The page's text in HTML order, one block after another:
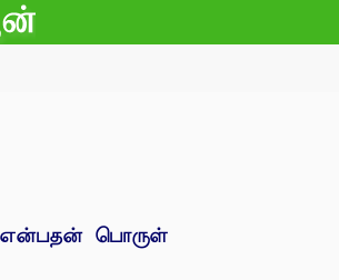
என்பதன் பொருள்